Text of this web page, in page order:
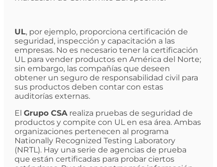
UL, por ejemplo, proporciona certificación de
seguridad, inspección y capacitación a las
empresas. No es necesario tener la certificación
UL para vender productos en América del Norte;
sin embargo, las compañías que deseen
obtener un seguro de responsabilidad civil para
sus productos deben contar con estas
auditorías externas.
El Grupo CSArealiza pruebas de seguridad de
productos y compite con UL en esa área. Ambas
organizaciones pertenecen al programa
Nationally Recognized Testing Laboratory
(NRTL). Hay una serie de agencias de prueba
que están certificadas para probar ciertos